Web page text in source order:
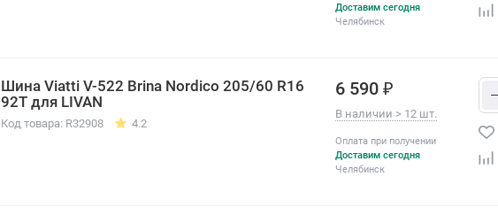
Доставим сегодня
Челябинск
Шина Viatti V-522 Brina Nordico 205/60 R16
92T для LIVAN
Код товара: R32908 4.2
6 590 ₽
В наличии > 12 шт.
Оплата при получении
Доставим сегодня
Челябинск